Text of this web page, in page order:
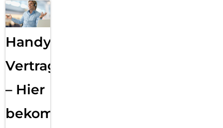
Handy
Vertragsabwicklung
– Hier
bekommst